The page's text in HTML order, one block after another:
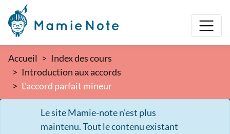
Accueil
Index des cours
Introduction aux accords
L'accord parfait mineur
Le site Mamie-note n'est plus
maintenu. Tout le contenu existant